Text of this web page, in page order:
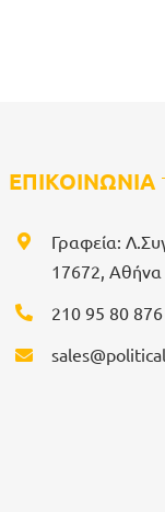
ΕΠΙΚΟΙΝΩΝΙΑ
Γραφεία:
17672, Αθήνα
210 95 80 876